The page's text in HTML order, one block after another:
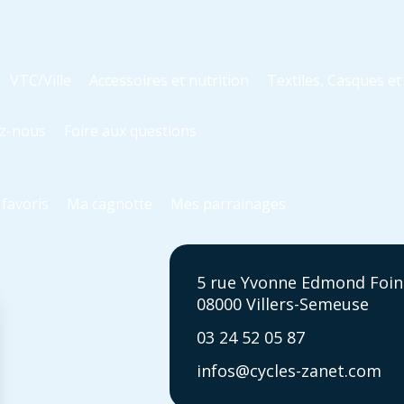
VTC/Ville Accessoires et nutrition Textiles, Casques
nous Foire aux questions
Ma cagnotte Mes parrainages
5 rue Yvonne Edmond
08000 Villers-Semeuse
03 24 52 05 87
infos@cycles-zanet.com